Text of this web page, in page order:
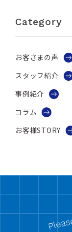
Category
お客さまの声
スタッフ紹介
事例紹介
コラム
お客様STORY